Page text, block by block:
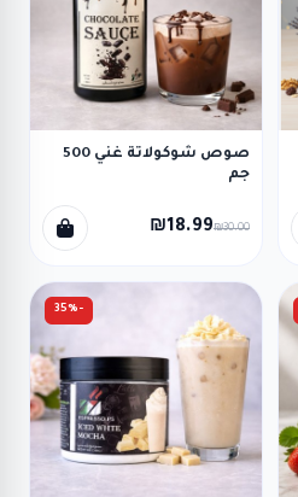
صوص شوكولاتة غني 500
جم
₪18.99₪30.00
-35%